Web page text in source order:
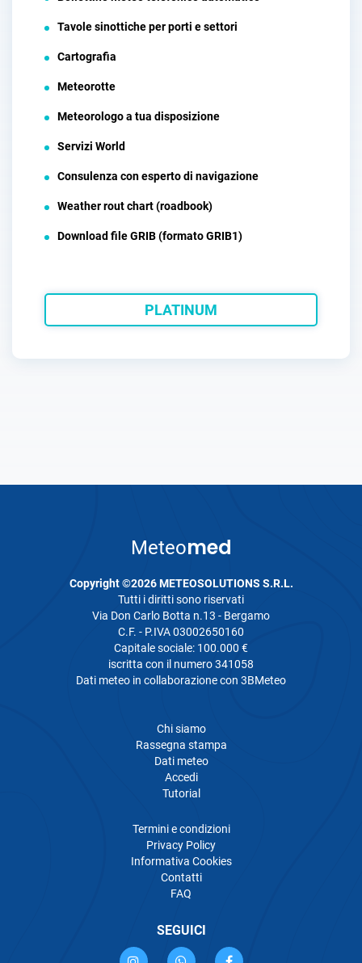
Tavole sinottiche per porti e settori
Cartografia
Meteorotte
Meteorologo a tua disposizione
Servizi World
Consulenza con esperto di navigazione
Weather rout chart (roadbook)
Download file GRIB (formato GRIB1)
PLATINUM
Meteomed
Copyright ©2026 METEOSOLUTIONS S.R.L.
Tutti i diritti sono riservati
Via Don Carlo Botta n.13 - Bergamo
C.F. - P.IVA 03002650160
Capitale sociale: 100.000 €
iscritta con il numero 341058
Dati meteo in collaborazione con 3BMeteo
Chi siamo
Rassegna stampa
Dati meteo
Accedi
Tutorial
Termini e condizioni
Privacy Policy
Informativa Cookies
Contatti
FAQ
SEGUICI